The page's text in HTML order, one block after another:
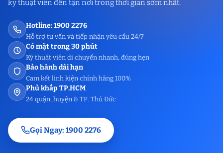
kỹ thuật viên đến tận nơi trong thời gian sớm nhất.
Hotline: 1900 2276
Hỗ trợ tư vấn và tiếp nhận yêu cầu 24/7
Có mặt trong 30 phút
Kỹ thuật viên di chuyển nhanh, đúng hẹn
Bảo hành dài hạn
Cam kết linh kiện chính hãng 100%
Phủ khắp TP.HCM
24 quận, huyện & TP. Thủ Đức
Gọi Ngay: 1900 2276